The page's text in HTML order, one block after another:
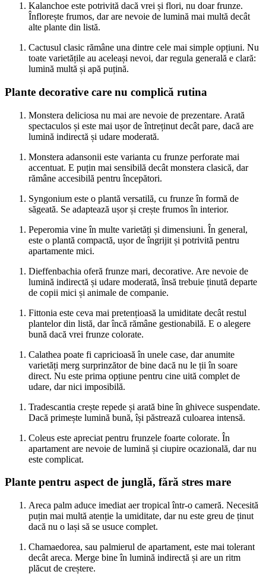
Kalanchoe este potrivită dacă vrei și flori, nu doar frunze.
Înflorește frumos, dar are nevoie de lumină mai multă decât
alte plante din listă.
Cactusul clasic rămâne una dintre cele mai simple opțiuni. Nu
toate varietățile au aceleași nevoi, dar regula generală e clară:
lumină multă și apă puțină.
Plante decorative care nu complică rutina
Monstera deliciosa nu mai are nevoie de prezentare. Arată
spectaculos și este mai ușor de întreținut decât pare, dacă are
lumină indirectă și udare moderată.
Monstera adansonii este varianta cu frunze perforate mai
accentuat. E puțin mai sensibilă decât monstera clasică, dar
rămâne accesibilă pentru începători.
Syngonium este o plantă versatilă, cu frunze în formă de
săgeată. Se adaptează ușor și crește frumos în interior.
Peperomia vine în multe varietăți și dimensiuni. În general,
este o plantă compactă, ușor de îngrijit și potrivită pentru
apartamente mici.
Dieffenbachia oferă frunze mari, decorative. Are nevoie de
lumină indirectă și udare moderată, însă trebuie ținută departe
de copii mici și animale de companie.
Fittonia este ceva mai pretențioasă la umiditate decât restul
plantelor din listă, dar încă rămâne gestionabilă. E o alegere
bună dacă vrei frunze colorate.
Calathea poate fi capricioasă în unele case, dar anumite
varietăți merg surprinzător de bine dacă nu le ții în soare
direct. Nu este prima opțiune pentru cine uită complet de
udare, dar nici imposibilă.
Tradescantia crește repede și arată bine în ghivece suspendate.
Dacă primește lumină bună, își păstrează culoarea intensă.
Coleus este apreciat pentru frunzele foarte colorate. În
apartament are nevoie de lumină și ciupire ocazională, dar nu
este complicat.
Plante pentru aspect de junglă, fără stres mare
Areca palm aduce imediat aer tropical într-o cameră. Necesită
puțin mai multă atenție la umiditate, dar nu este greu de ținut
dacă nu o lași să se usuce complet.
Chamaedorea, sau palmierul de apartament, este mai tolerant
decât areca. Merge bine în lumină indirectă și are un ritm
plăcut de creștere.